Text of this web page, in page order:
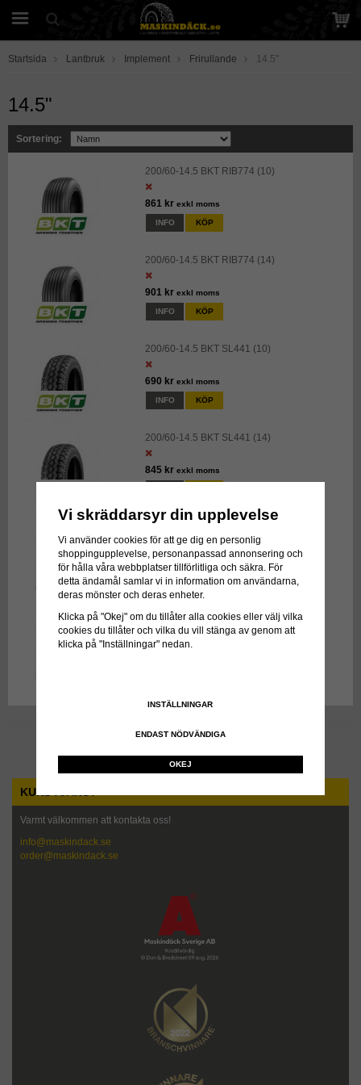
Startsida Lantbruk Implement Frirullande 14.5"
14.5"
Sortering:
200/60-14.5 BKT RIB774 (10)
861 kr exkl moms
INFO KÖP
200/60-14.5 BKT RIB774 (14)
901 kr exkl moms
INFO KÖP
200/60-14.5 BKT SL441 (10)
690 kr exkl moms
INFO KÖP
200/60-14.5 BKT SL441 (14)
845 kr exkl moms
250/65-14.5 BKT RIB774 (12)
1 221 krexkl moms
INFO KÖP
250/65-14.5 BKT RIB774 (14)
1 342 krexkl moms
KUNDTJÄNST
Varmt välkommen att kontakta oss!
info@maskindack.se
order@maskindack.se
Vi skräddarsyr din upplevelse
Vi använder cookies för att ge dig en personlig
shoppingupplevelse, personanpassad annonsering och
för hålla våra webbplatser tillförlitliga och säkra. För
detta ändamål samlar vi in information om användarna,
deras mönster och deras enheter.
Klicka på "Okej" om du tillåter alla cookies eller välj vilka
cookies du tillåter och vilka du vill stänga av genom att
klicka på "Inställningar" nedan.
INSTÄLLNINGAR
ENDAST NÖDVÄNDIGA
OKEJ